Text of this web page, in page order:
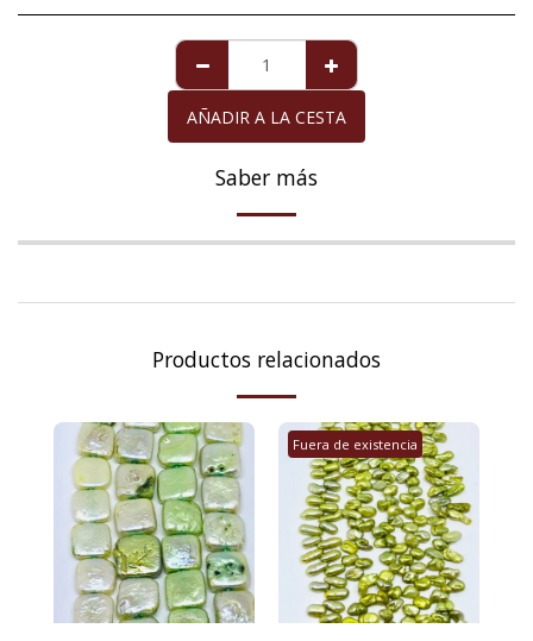
AÑADIR A LA CESTA
Saber más
Productos relacionados
Fuera de existencia